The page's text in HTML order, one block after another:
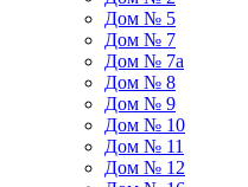
Дом № 5
Дом № 7
Дом № 7а
Дом № 8
Дом № 9
Дом № 10
Дом № 11
Дом № 12